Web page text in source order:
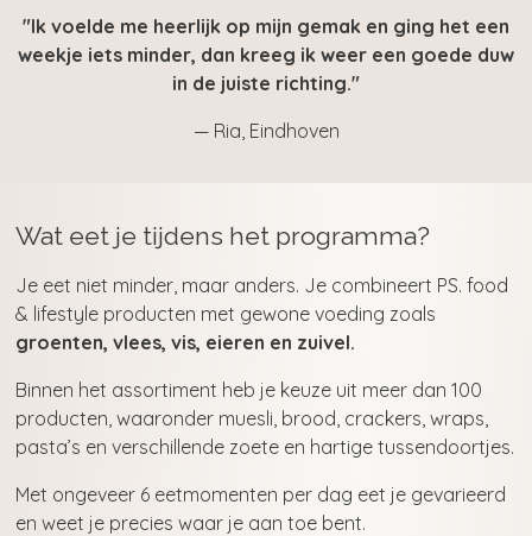
"Ik voelde me heerlijk op mijn gemak en ging het een
weekje iets minder, dan kreeg ik weer een goede duw
in de juiste richting."
— Ria, Eindhoven
Wat eet je tijdens het programma?
Je eet niet minder, maar anders. Je combineert PS. food
& lifestyle producten met gewone voeding zoals
groenten, vlees, vis, eieren en zuivel.
Binnen het assortiment heb je keuze uit meer dan 100
producten, waaronder muesli, brood, crackers, wraps,
pasta’s en verschillende zoete en hartige tussendoortjes.
Met ongeveer 6 eetmomenten per dag eet je gevarieerd
en weet je precies waar je aan toe bent.